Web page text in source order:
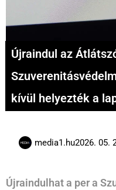
Újraindul az
kívül helyezték a
media1.hu2026. 05.
Újraindulhat a per a